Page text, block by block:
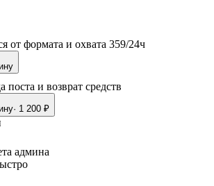
от формата и охвата 359/24ч
поста и возврат средств
· 1 200 ₽
админа